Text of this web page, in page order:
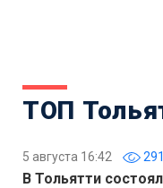
ТОП
5 августа 16:42
В Тольятти